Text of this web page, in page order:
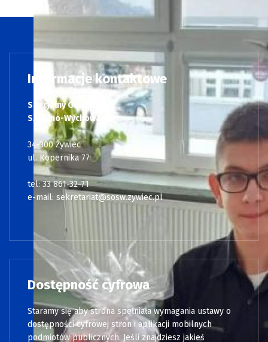
Informacje kontaktowe
Specjalny Ośrodek
Szkolno-Wychowawczy
34-300 Żywiec
ul. Kopernika 77
tel: 33 861-32-71
e-mail: sekretariat@sosw.zywiec.pl
Dostępność cyfrowa
Staramy się aby strona spełniała wymagania ustawy o
dostępności cyfrowej stron i aplikacji mobilnych
podmiotów publicznych. Jeśli znajdziesz jakieś